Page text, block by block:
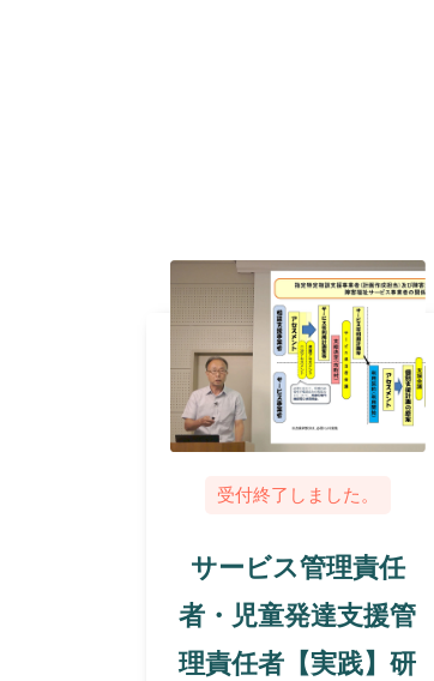
受付終了しました。
サービス管理責任
者・児童発達支援管
理責任者【実践】研